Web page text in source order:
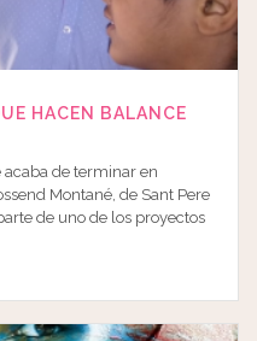
HACEN BALANCE
de terminar en
Montané, de Sant Pere
de uno de los proyectos